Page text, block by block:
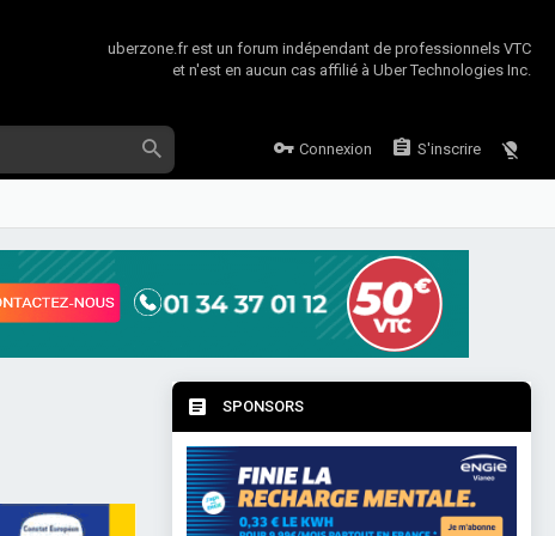
uberzone.fr est un forum indépendant de professionnels VTC
et n'est en aucun cas affilié à Uber Technologies Inc.
Connexion S'inscrire
SPONSORS